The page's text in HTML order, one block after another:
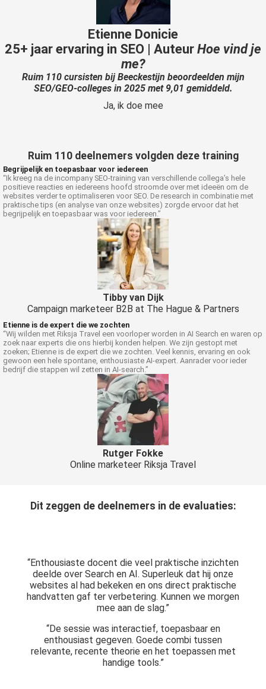
Etienne Donicie
25+ jaar ervaring in SEO | Auteur Hoe vind je
me?
Ruim 110 cursisten bij Beeckestijn beoordeelden mijn
SEO/GEO-colleges in 2025 met 9,01 gemiddeld.
Ja, ik doe mee
Ruim 110 deelnemers volgden deze training
Begrijpelijk en toepasbaar voor iedereen
“Ik kreeg na de incompany SEO-training van verschillende collega’s hele
positieve reacties en iedereens hoofd stroomde over met ideeën om de
websites verder te optimaliseren voor SEO. De research in combinatie met
praktische tips (en analyse van onze websites) zorgde ervoor dat het
begrijpelijk en toepasbaar was voor iedereen.”
Tibby van Dijk
Campaign marketeer B2B at The Hague & Partners
Etienne is de expert die we zochten
“Wij wilden met Riksja Travel een voorloper worden in AI Search en waren op
zoek naar experts die ons hierbij konden helpen. We zijn gestopt met
zoeken; Etienne is de expert die we zochten. Veel kennis, ervaring en ook
gewoon een hele spontane, enthousiaste AI-expert. Aanrader voor ieder
bedrijf die stappen wil zetten in AI-search.”
Rutger Fokke
Online marketeer Riksja Travel
Dit zeggen de deelnemers in de evaluaties:
“Enthousiaste docent die veel praktische inzichten
deelde over Search en AI. Superleuk dat hij onze
websites al had bekeken en ons direct praktische
handvatten gaf ter verbetering. Kunnen we morgen
mee aan de slag.”
“De sessie was interactief, toepasbaar en
enthousiast gegeven. Goede combi tussen
relevante, recente theorie en het toepassen met
handige tools.”